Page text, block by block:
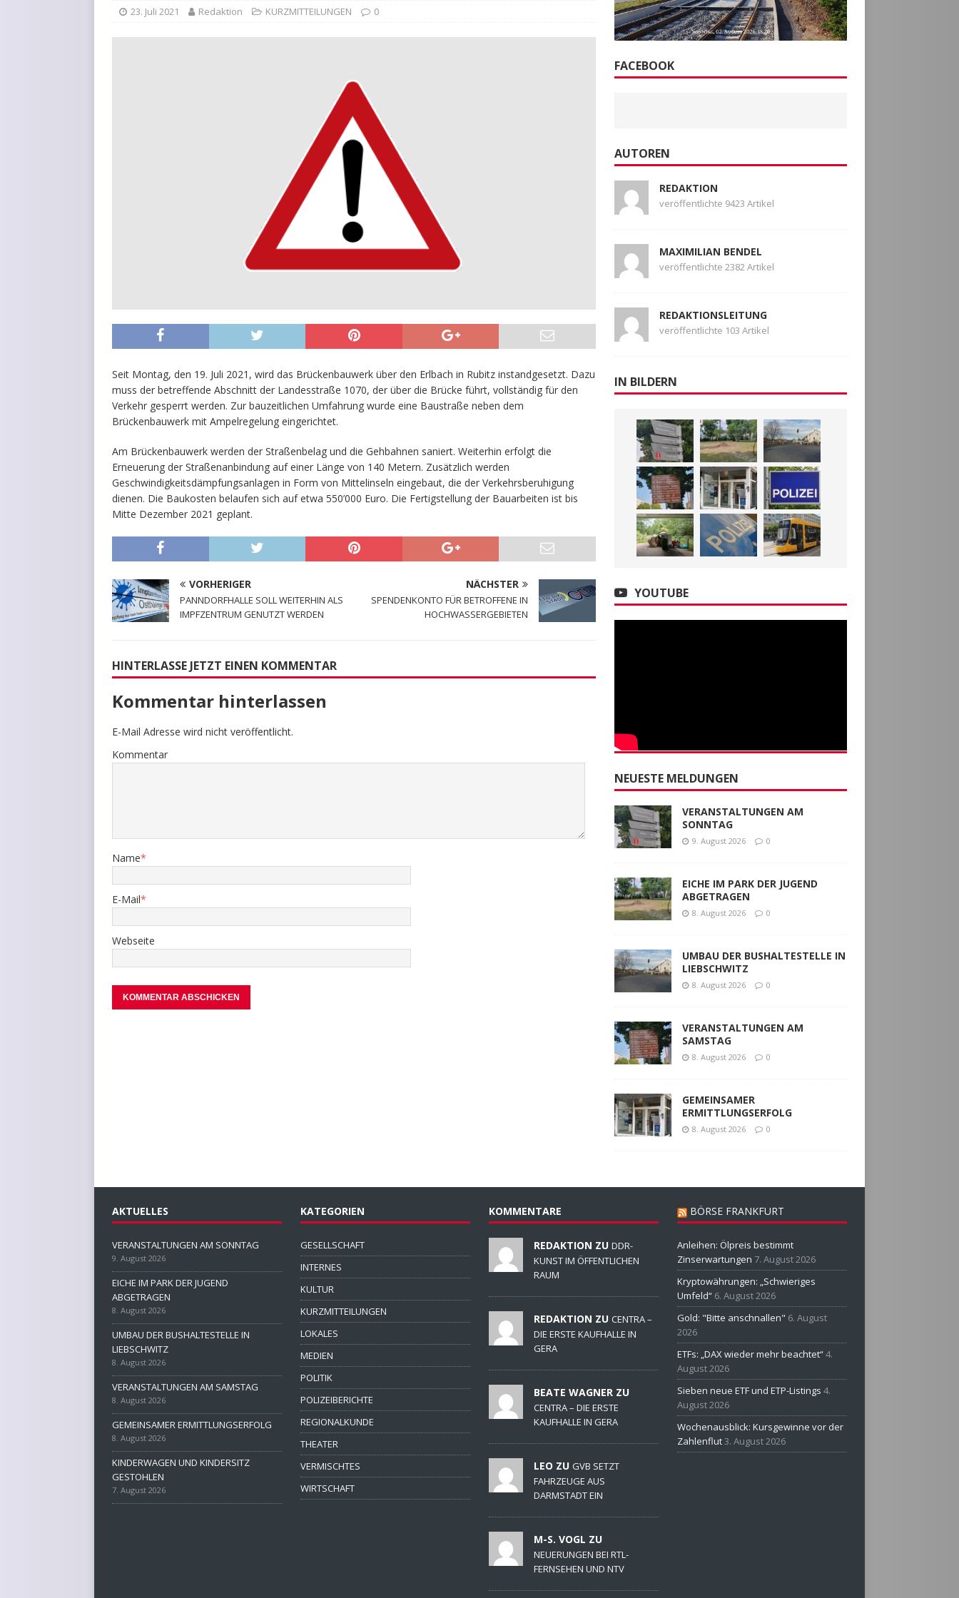
23. Juli 2021 Redaktion KURZMITTEILUNGEN 0
Seit Montag, den 19. Juli 2021, wird das Brückenbauwerk über den Erlbach in Rubitz instandgesetzt. Dazu
muss der betreffende Abschnitt der Landesstraße 1070, der über die Brücke führt, vollständig für den
Verkehr gesperrt werden. Zur bauzeitlichen Umfahrung wurde eine Baustraße neben dem
Brückenbauwerk mit Ampelregelung eingerichtet.
Am Brückenbauwerk werden der Straßenbelag und die Gehbahnen saniert. Weiterhin erfolgt die
Erneuerung der Straßenanbindung auf einer Länge von 140 Metern. Zusätzlich werden
Geschwindigkeitsdämpfungsanlagen in Form von Mittelinseln eingebaut, die der Verkehrsberuhigung
dienen. Die Baukosten belaufen sich auf etwa 550’000 Euro. Die Fertigstellung der Bauarbeiten ist bis
Mitte Dezember 2021 geplant.
VORHERIGER
PANNDORFHALLE SOLL WEITERHIN ALS
IMPFZENTRUM GENUTZT WERDEN
NÄCHSTER
SPENDENKONTO FÜR BETROFFENE IN
HOCHWASSERGEBIETEN
HINTERLASSE JETZT EINEN KOMMENTAR
Kommentar hinterlassen
E-Mail Adresse wird nicht veröffentlicht.
Kommentar
Name*
E-Mail*
Webseite
FACEBOOK
AUTOREN
REDAKTION
veröffentlichte 9423 Artikel
MAXIMILIAN BENDEL
veröffentlichte 2382 Artikel
REDAKTIONSLEITUNG
veröffentlichte 103 Artikel
IN BILDERN
YOUTUBE
NEUESTE MELDUNGEN
VERANSTALTUNGEN AM
SONNTAG
9. August 2026 0
EICHE IM PARK DER JUGEND
ABGETRAGEN
8. August 2026 0
UMBAU DER BUSHALTESTELLE IN
LIEBSCHWITZ
8. August 2026 0
VERANSTALTUNGEN AM
SAMSTAG
8. August 2026 0
GEMEINSAMER
ERMITTLUNGSERFOLG
8. August 2026 0
AKTUELLES
VERANSTALTUNGEN AM SONNTAG
9. August 2026
EICHE IM PARK DER JUGEND
ABGETRAGEN
8. August 2026
UMBAU DER BUSHALTESTELLE IN
LIEBSCHWITZ
8. August 2026
VERANSTALTUNGEN AM SAMSTAG
8. August 2026
GEMEINSAMER ERMITTLUNGSERFOLG
8. August 2026
KINDERWAGEN UND KINDERSITZ
GESTOHLEN
7. August 2026
KATEGORIEN
GESELLSCHAFT
INTERNES
KULTUR
KURZMITTEILUNGEN
LOKALES
MEDIEN
POLITIK
POLIZEIBERICHTE
REGIONALKUNDE
THEATER
VERMISCHTES
WIRTSCHAFT
KOMMENTARE
REDAKTION ZU DDR-
KUNST IM ÖFFENTLICHEN
RAUM
REDAKTION ZU CENTRA –
DIE ERSTE KAUFHALLE IN
GERA
BEATE WAGNER ZU
CENTRA – DIE ERSTE
KAUFHALLE IN GERA
LEO ZU GVB SETZT
FAHRZEUGE AUS
DARMSTADT EIN
M-S. VOGL ZU
NEUERUNGEN BEI RTL-
FERNSEHEN UND NTV
BÖRSE FRANKFURT
Anleihen: Ölpreis bestimmt
Zinserwartungen 7. August 2026
Kryptowährungen: „Schwieriges
Umfeld“ 6. August 2026
Gold: "Bitte anschnallen" 6. August
2026
ETFs: „DAX wieder mehr beachtet“4.
August 2026
Sieben neue ETF und ETP-Listings 4.
August 2026
Wochenausblick: Kursgewinne vor der
Zahlenflut3. August 2026